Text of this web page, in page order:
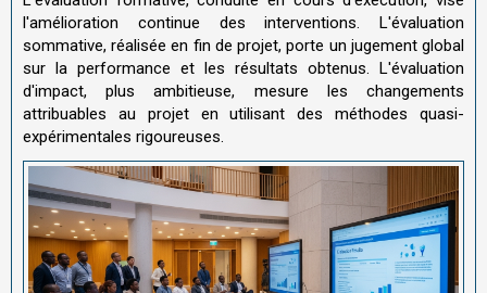
l'amélioration continue des interventions. L'évaluation
sommative, réalisée en fin de projet, porte un jugement global
sur la performance et les résultats obtenus. L'évaluation
d'impact, plus ambitieuse, mesure les changements
attribuables au projet en utilisant des méthodes quasi-
expérimentales rigoureuses.